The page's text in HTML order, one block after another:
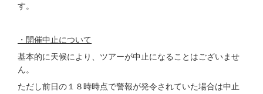
す。
・開催中止について
基本的に天候により、ツアーが中止になることはございませ
ん。
ただし前日の１８時時点で警報が発令されていた場合は中止